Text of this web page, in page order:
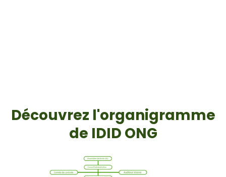
Découvrez l'organigramme
de IDID ONG